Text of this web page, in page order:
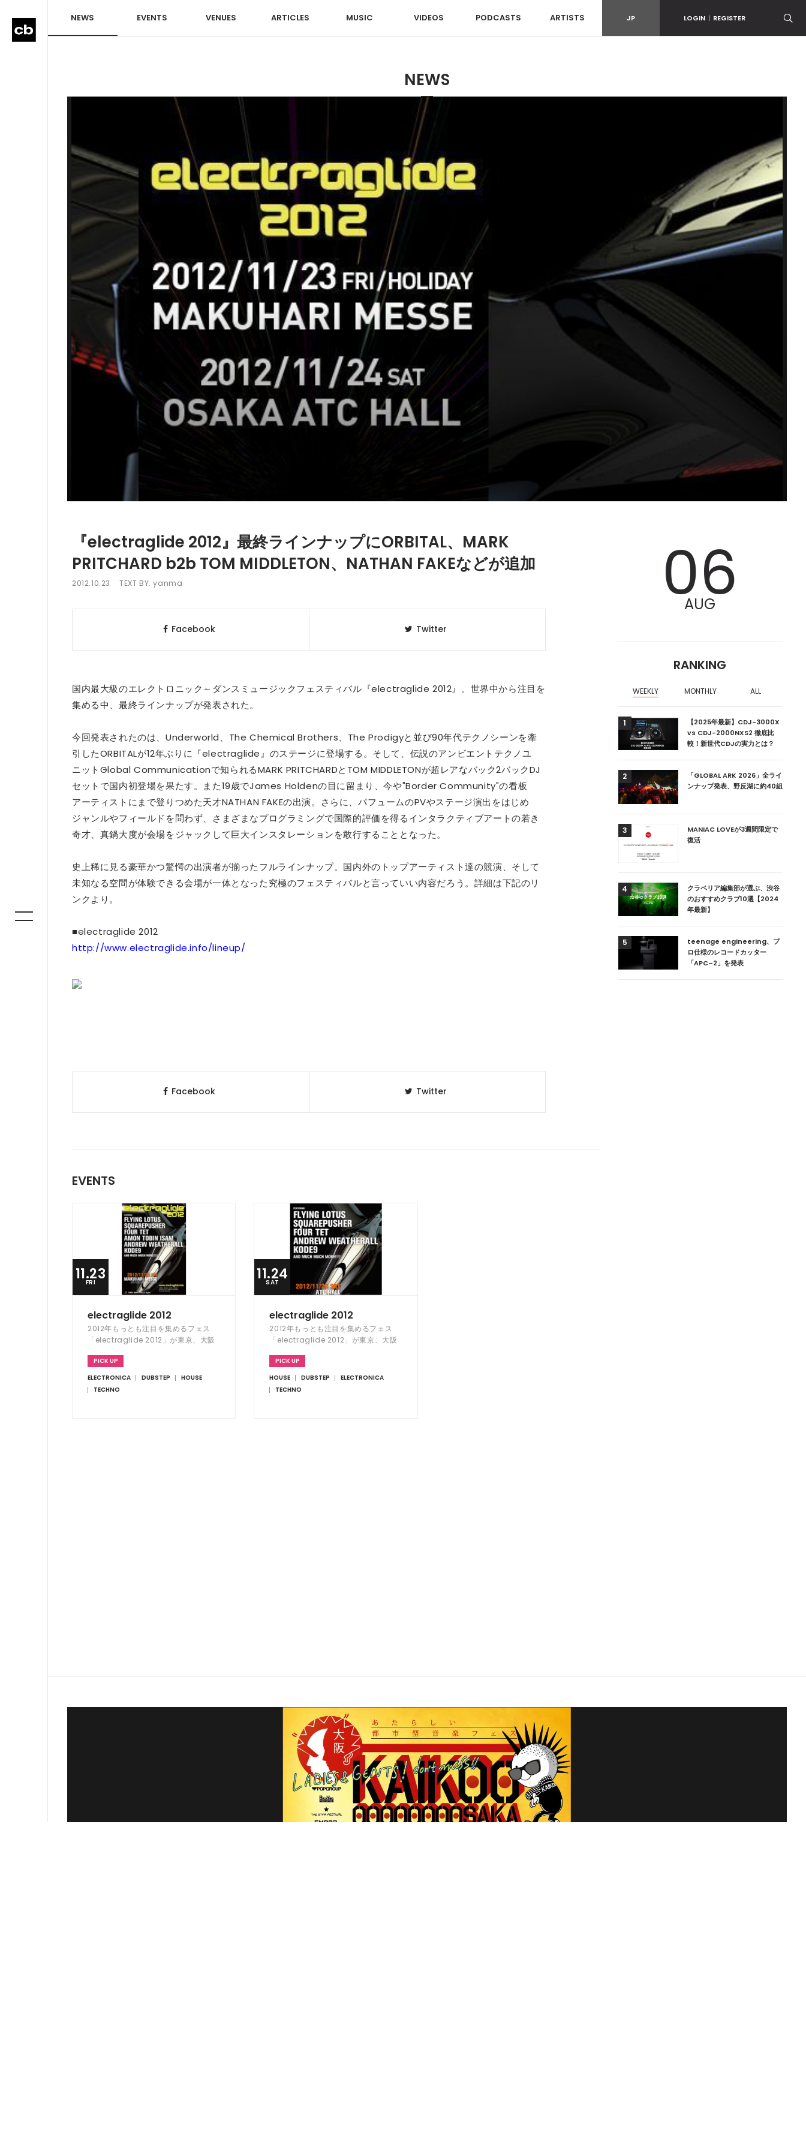
NEWS EVENTS VENUES ARTICLES MUSIC VIDEOS PODCASTS ARTISTS JP LOGIN | REGISTER
NEWS
『electraglide 2012』最終ラインナップにORBITAL、MARK
PRITCHARD b2b TOM MIDDLETON、NATHAN FAKEなどが追加
2012.10.23 TEXT BY:yanma
Facebook Twitter
国内最大級のエレクトロニック～ダンスミュージックフェスティバル『electraglide 2012』。世界中から注目を
集める中、最終ラインナップが発表された。
今回発表されたのは、Underworld、The Chemical Brothers、The Prodigyと並び90年代テクノシーンを牽
引したORBITALが12年ぶりに『electraglide』のステージに登場する。そして、伝説のアンビエントテクノユ
ニットGlobal Communicationで知られるMARK PRITCHARDとTOM MIDDLETONが超レアなバック2バックDJ
セットで国内初登場を果たす。また19歳でJames Holdenの目に留まり、今や"Border Community"の看板
アーティストにまで登りつめた天才NATHAN FAKEの出演。さらに、パフュームのPVやステージ演出をはじめ
ジャンルやフィールドを問わず、さまざまなプログラミングで国際的評価を得るインタラクティブアートの若き
奇才、真鍋大度が会場をジャックして巨大インスタレーションを敢行することとなった。
史上稀に見る豪華かつ驚愕の出演者が揃ったフルラインナップ。国内外のトップアーティスト達の競演、そして
未知なる空間が体験できる会場が一体となった究極のフェスティバルと言っていい内容だろう。詳細は下記のリ
ンクより。
■electraglide 2012
http://www.electraglide.info/lineup/
Facebook Twitter
EVENTS
11.23
FRI
electraglide 2012
2012年もっとも注目を集めるフェス
「electraglide 2012」が東京、大阪
PICK UP
ELECTRONICA
DUBSTEP
HOUSE
TECHNO
11.24
SAT
electraglide 2012
2012年もっとも注目を集めるフェス
「electraglide 2012」が東京、大阪
PICK UP
HOUSE
DUBSTEP
ELECTRONICA
TECHNO
06
AUG
RANKING
WEEKLY MONTHLY ALL
のおすすめクラブ10選【2024
年最新】
2
ニュージーランドの新首相は元
DJ!?
4
IKEAがDJ用の家具や製品を開
1
【2025年最新】CDJ-3000X
vs CDJ-2000NXS2 徹底比
較！新世代CDJの実力とは？
2
「GLOBAL ARK 2026」全ライ
ンナップ発表、野反湖に約40組
3
MANIAC LOVEが3週間限定で
復活
4
クラベリア編集部が選ぶ、渋谷
のおすすめクラブ10選【2024
年最新】
5
teenage engineering、プ
ロ仕様のレコードカッター
「APC–2」を発表